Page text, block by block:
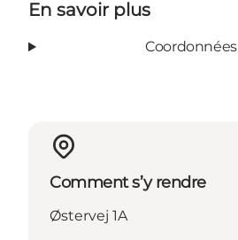
En savoir plus
Coordonnées
Comment s’y rendre
Østervej 1A